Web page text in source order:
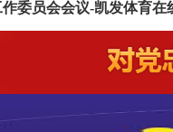
委员会会议-凯发体育在